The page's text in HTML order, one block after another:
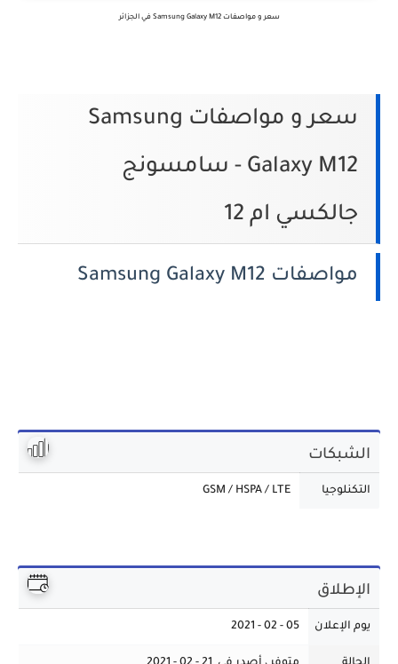
سعر و مواصفات Samsung Galaxy M12 في الجزائر
سعر و مواصفات Samsung
Galaxy M12 - سامسونج
جالكسي ام 12
مواصفات Samsung Galaxy M12
الشبكات
التكنلوجيا GSM / HSPA / LTE
الإطلاق
يوم الإعلان 05 - 02 - 2021